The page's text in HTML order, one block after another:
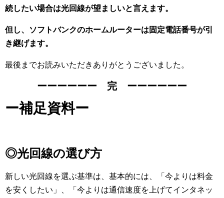
続したい場合は光回線が望ましいと言えます。
但し、
ソフトバンクのホームルーターは固定電話番号が引
き継げます。
最後までお読みいただきありがとうございました。
ーーーーーー 完 ーーーーーー
ー補足資料ー
◎光回線の選び方
新しい光回線を選ぶ基準は、基本的には、「今よりは料金
を安くしたい」、「今よりは通信速度を上げてインタネッ